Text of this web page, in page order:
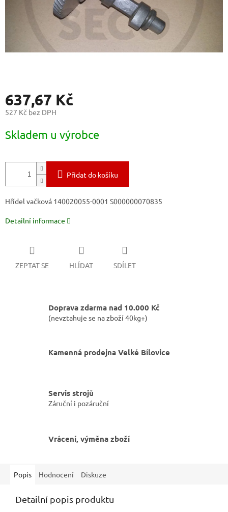
637,67 Kč
527 Kč bez DPH
cena:
Skladem u výrobce
Přidat do košíku
Hřídel vačková 140020055-0001 S000000070835
Detailní informace
ZEPTAT SE HLÍDAT SDÍLET
Doprava zdarma nad 10.000 Kč
(nevztahuje se na zboží 40kg+)
Kamenná prodejna Velké Bílovice
Servis strojů
Záruční i pozáruční
Vrácení, výměna zboží
Popis Hodnocení Diskuze
Detailní popis produktu